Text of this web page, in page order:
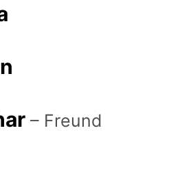
– Freund